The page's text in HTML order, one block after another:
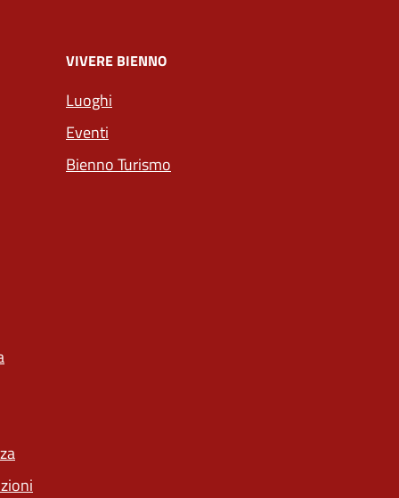
VIVERE BIENNO
Luoghi
Eventi
Bienno Turismo